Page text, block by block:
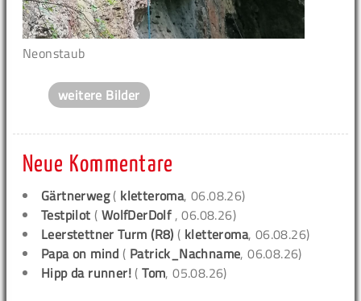
Neonstaub
weitere Bilder
Neue Kommentare
Gärtnerweg( kletteroma, 06.08.26)
Testpilot ( WolfDerDolf , 06.08.26)
Leerstettner Turm (R8) ( kletteroma, 06.08.26)
Papa on mind ( Patrick_Nachname, 06.08.26)
Hipp da runner! (Tom, 05.08.26)